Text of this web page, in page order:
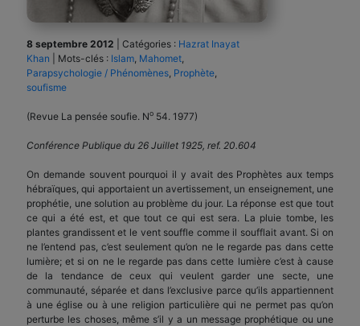
8 septembre 2012 Catégories : Hazrat Inayat
Khan
Mots-clés : Islam Mahomet
Parapsychologie / Phénomènes Prophète
soufisme
(Revue La pensée soufie. No 54. 1977)
Conférence Publique du 26 Juillet 1925, ref. 20.604
On demande souvent pourquoi il y avait des Prophètes aux temps
hébraïques, qui apportaient un avertissement, un enseignement, une
prophétie, une solution au problème du jour. La réponse est que tout
ce qui a été est, et que tout ce qui est sera. La pluie tombe, les
plantes grandissent et le vent souffle comme il soufflait avant. Si on
ne l’entend pas, c’est seulement qu’on ne le regarde pas dans cette
lumière; et si on ne le regarde pas dans cette lumière c’est à cause
de la tendance de ceux qui veulent garder une secte, une
communauté, séparée et dans l’exclusive parce qu’ils appartiennent
à une église ou à une religion particulière qui ne permet pas qu’on
perturbe les choses, même s’il y a un message prophétique ou une